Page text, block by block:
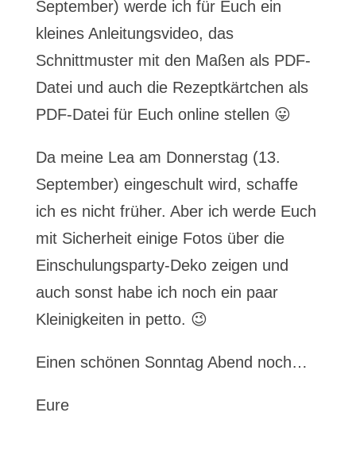
September) werde ich für Euch ein
kleines Anleitungsvideo, das
Schnittmuster mit den Maßen als PDF-
Datei und auch die Rezeptkärtchen als
PDF-Datei für Euch online stellen 😛
Da meine Lea am Donnerstag (13.
September) eingeschult wird, schaffe
ich es nicht früher. Aber ich werde Euch
mit Sicherheit einige Fotos über die
Einschulungsparty-Deko zeigen und
auch sonst habe ich noch ein paar
Kleinigkeiten in petto. 😉
Einen schönen Sonntag Abend noch…
Eure